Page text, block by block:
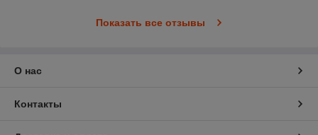
Показать все отзывы
О нас
Контакты